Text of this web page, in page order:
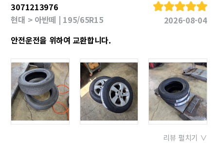
3071213976
현대 > 아반떼 | 195/65R15
2026-08-04
안전운전을 위하여 교환합니다.
리뷰 펼치기 ∨